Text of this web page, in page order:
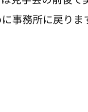
事務所に戻りま